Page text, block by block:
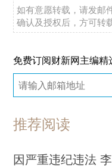
如有意愿转载，请发邮
确认及授权后，方可转载
免费订阅财新网主编精
推荐阅读
因严重违纪违法